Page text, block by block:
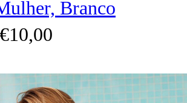
Branco
€10,00